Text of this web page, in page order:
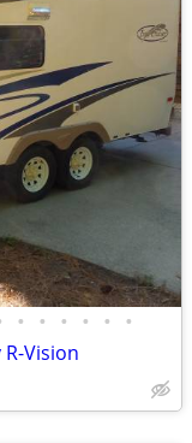
• • • • • •
Vision